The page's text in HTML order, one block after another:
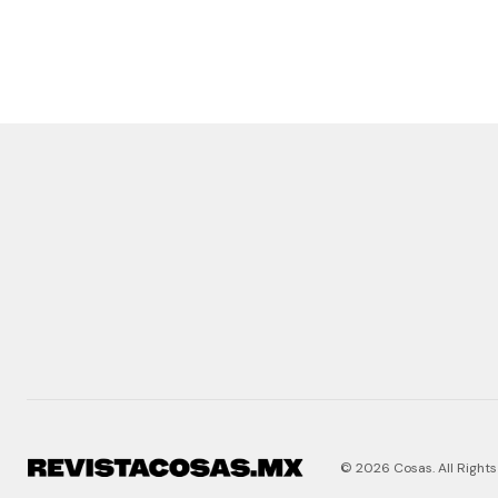
© 2026 Cosas. All